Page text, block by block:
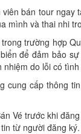
bán tour
mình và thai nhi
trường hợp
để đảm bảo
do lỗi có
cấp thông
Vé trước khi
từ người đăng ký.